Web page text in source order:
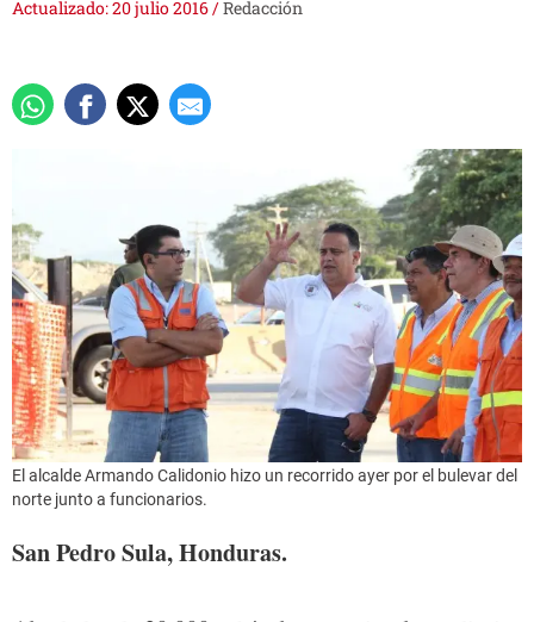
Actualizado: 20 julio 2016/Redacción
El alcalde Armando Calidonio hizo un recorrido ayer por el bulevar del
norte junto a funcionarios.
San Pedro Sula, Honduras.